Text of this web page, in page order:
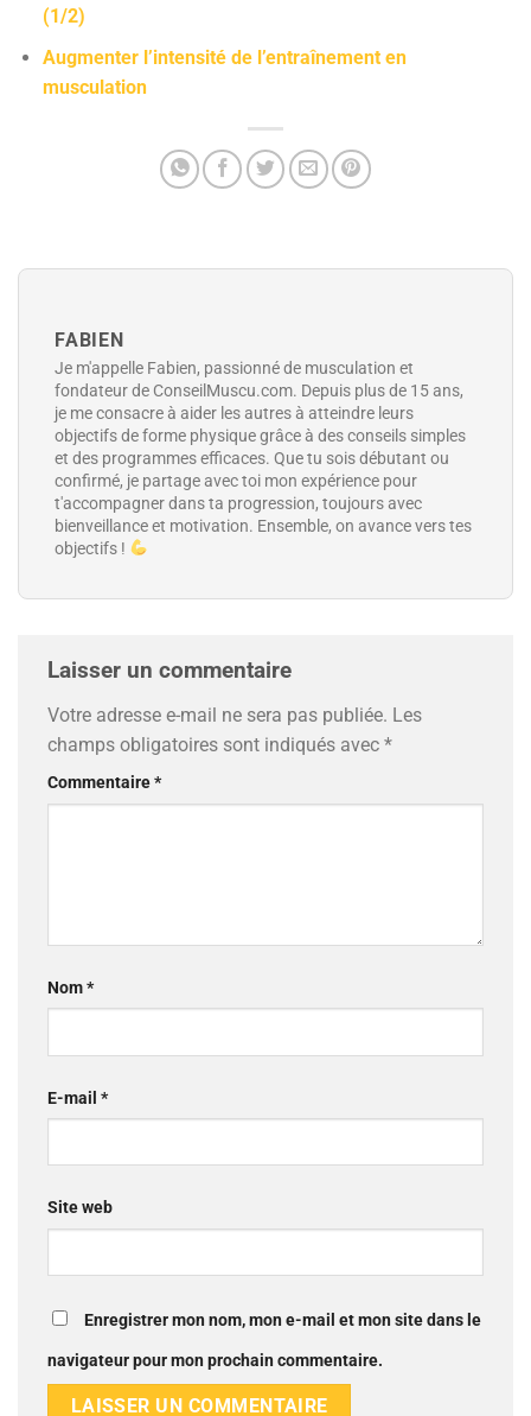
(1/2)
Augmenter l’intensité de l’entraînement en
musculation
FABIEN
Je m'appelle Fabien, passionné de musculation et
fondateur de ConseilMuscu.com. Depuis plus de 15 ans,
je me consacre à aider les autres à atteindre leurs
objectifs de forme physique grâce à des conseils simples
et des programmes efficaces. Que tu sois débutant ou
confirmé, je partage avec toi mon expérience pour
t'accompagner dans ta progression, toujours avec
bienveillance et motivation. Ensemble, on avance vers tes
objectifs !
Laisser un commentaire
Votre adresse e-mail ne sera pas publiée. Les
champs obligatoires sont indiqués avec *
Commentaire*
Nom*
E-mail *
Site web
Enregistrer mon nom, mon e-mail et mon site dans le
navigateur pour mon prochain commentaire.